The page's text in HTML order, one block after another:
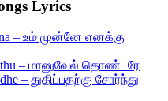
Lyrics
– உம் முன்னே எனக்கு
– மானுவேல் தொண்டரே
– துதிப்பதற்கு சோர்ந்து